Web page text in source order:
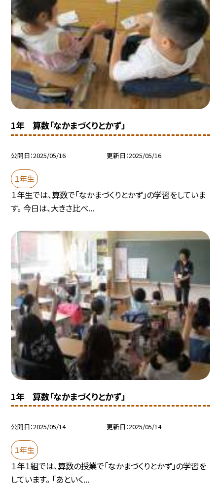
1年 算数「なかまづくりとかず」
公開日 2025/05/16 更新日 2025/05/16
１年生
１年生では、算数で「なかまづくりとかず」の学習をしていま
す。 今日は、大きさ比べ...
1年 算数「なかまづくりとかず」
公開日 2025/05/14 更新日 2025/05/14
１年生
１年１組では、算数の授業で「なかまづくりとかず」の学習を
しています。 「あといく...